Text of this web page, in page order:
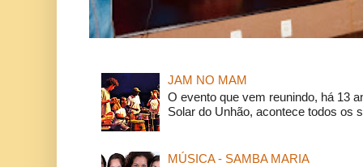
JAM NO MAM
O evento que vem reunindo, há 13
Solar do Unhão, acontece todos os
MÚSICA - SAMBA MARIA